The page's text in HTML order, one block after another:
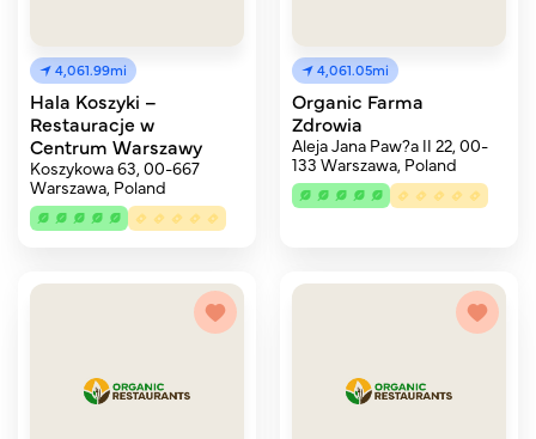
4,061.99mi
Hala Koszyki –
Restauracje w
Centrum Warszawy
Koszykowa 63, 00-667
Warszawa, Poland
4,061.05mi
Organic Farma
Zdrowia
Aleja Jana Paw?a II 22, 00-
133 Warszawa, Poland